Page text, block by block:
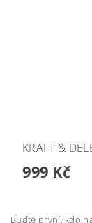
KRAFT &
999 Kč
Buďte první, kdo